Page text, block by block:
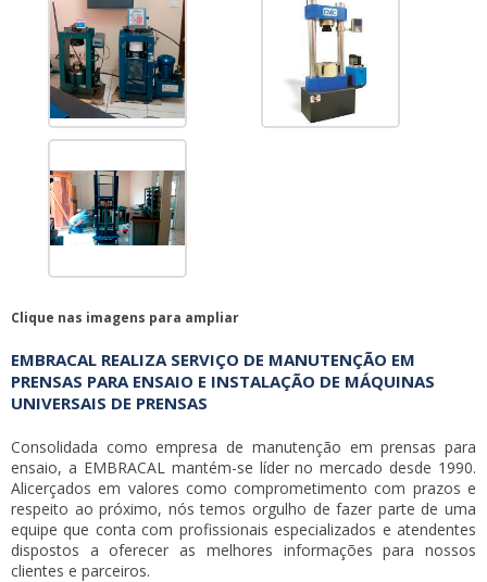
Clique nas imagens para ampliar
EMBRACAL REALIZA SERVIÇO DE MANUTENÇÃO EM
PRENSAS PARA ENSAIO E INSTALAÇÃO DE MÁQUINAS
UNIVERSAIS DE PRENSAS
Consolidada como empresa de manutenção em prensas para
ensaio, a EMBRACAL mantém-se líder no mercado desde 1990.
Alicerçados em valores como comprometimento com prazos e
respeito ao próximo, nós temos orgulho de fazer parte de uma
equipe que conta com profissionais especializados e atendentes
dispostos a oferecer as melhores informações para nossos
clientes e parceiros.